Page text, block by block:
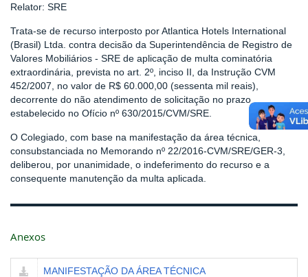
Relator: SRE
Trata-se de recurso interposto por Atlantica Hotels International
(Brasil) Ltda. contra decisão da Superintendência de Registro de
Valores Mobiliários - SRE de aplicação de multa cominatória
extraordinária, prevista no art. 2º, inciso II, da Instrução CVM
452/2007, no valor de R$ 60.000,00 (sessenta mil reais),
decorrente do não atendimento de solicitação no prazo
estabelecido no Ofício nº 630/2015/CVM/SRE.
O Colegiado, com base na manifestação da área técnica,
consubstanciada no Memorando nº 22/2016-CVM/SRE/GER-3,
deliberou, por unanimidade, o indeferimento do recurso e a
consequente manutenção da multa aplicada.
Anexos
MANIFESTAÇÃO DA ÁREA TÉCNICA